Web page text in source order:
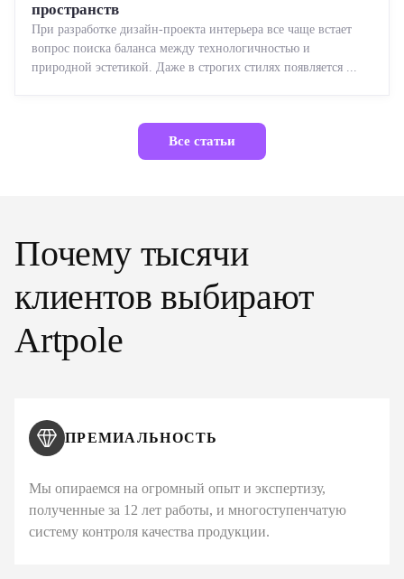
пространств
При разработке дизайн-проекта интерьера все чаще встает
вопрос поиска баланса между технологичностью и
природной эстетикой. Даже в строгих стилях появляется ...
Все статьи
Почему тысячи
клиентов выбирают
Artpole
ПРЕМИАЛЬНОСТЬ
Мы опираемся на огромный опыт и экспертизу,
полученные за 12 лет работы, и многоступенчатую
систему контроля качества продукции.